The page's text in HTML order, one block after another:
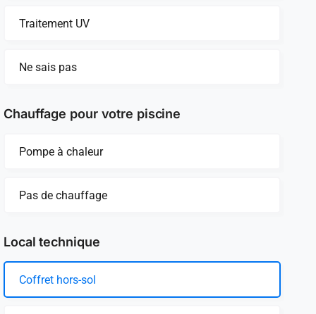
Traitement UV
Ne sais pas
Chauffage pour votre piscine
Pompe à chaleur
Pas de chauffage
Local technique
Coffret hors-sol